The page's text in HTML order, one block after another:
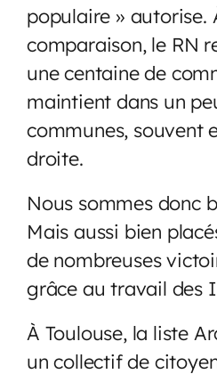
populaire » autorise.
comparaison, le RN
une centaine de
maintient dans un
communes, souvent
droite.
Nous sommes donc
Mais aussi bien
de nombreuses
grâce au travail des
À Toulouse, la liste
un collectif de